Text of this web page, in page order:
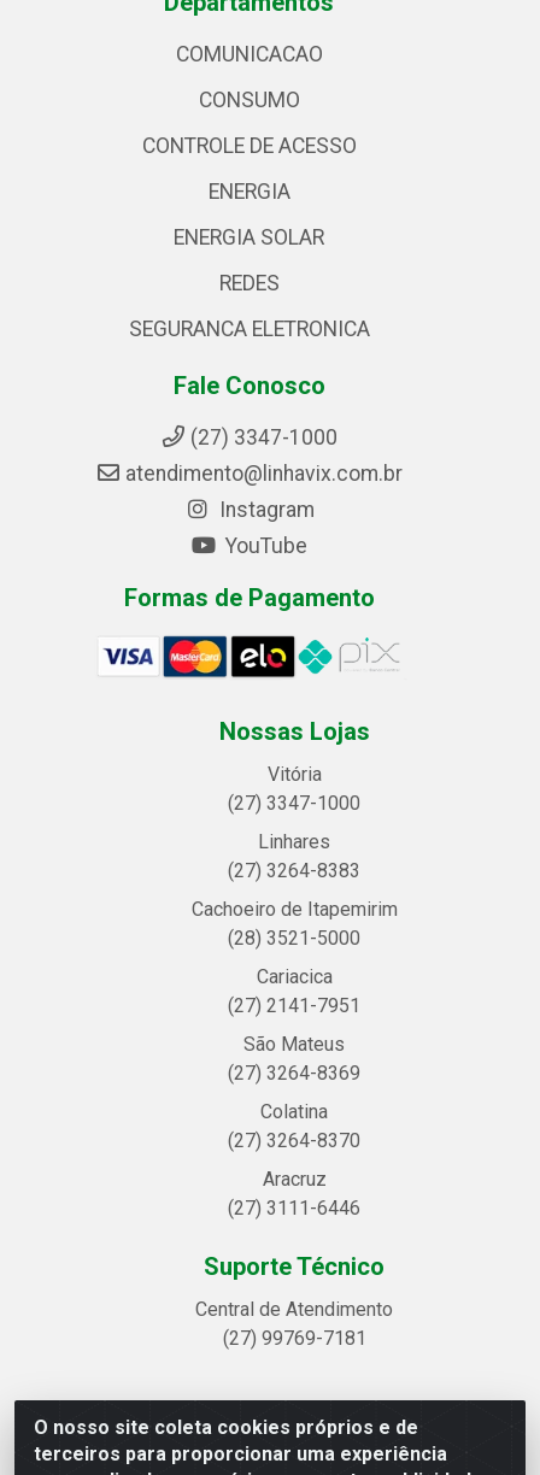
O nosso site coleta cookies próprios e de
terceiros para proporcionar uma experiência
COMUNICACAO
CONSUMO
CONTROLE DE ACESSO
ENERGIA
ENERGIA SOLAR
REDES
SEGURANCA ELETRONICA
Fale Conosco
(27) 3347-1000
atendimento@linhavix.com.br
Instagram
YouTube
Formas de Pagamento
Nossas Lojas
Vitória
(27) 3347-1000
Linhares
(27) 3264-8383
Cachoeiro de Itapemirim
(28) 3521-5000
Cariacica
(27) 2141-7951
São Mateus
(27) 3264-8369
Colatina
(27) 3264-8370
Aracruz
(27) 3111-6446
Suporte Técnico
Central de Atendimento
(27) 99769-7181
Linhavix Distribuidora LTDA - Avenida Alegre, 2521 -
Quadra314 Lote 05 e 07 - Shell, Linhares/ES - CEP